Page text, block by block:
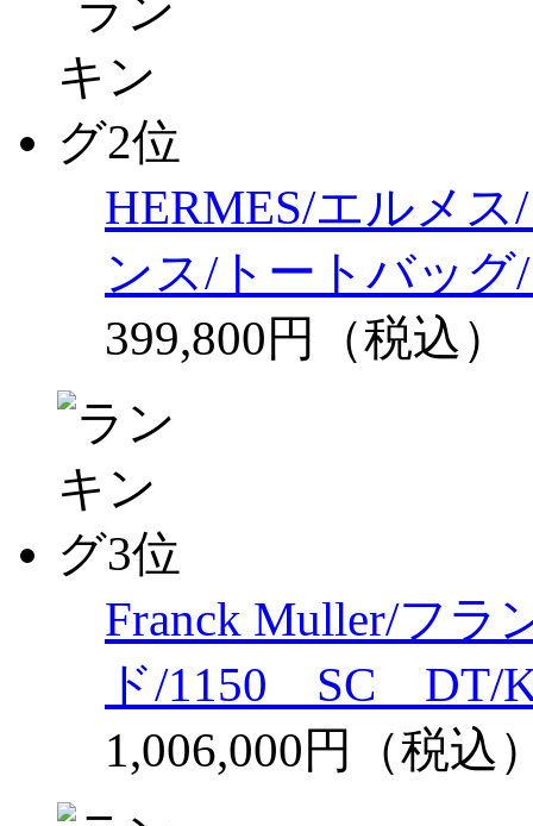
HERMES/エルメ
ンス/トートバッ
399,800円（税込）
Franck Muller/フラ
ド/1150 SC DT/
1,006,000円（税込